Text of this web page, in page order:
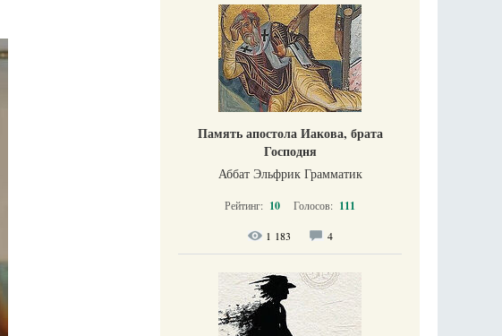
Память апостола Иакова, брата
Господня
Аббат Эльфрик Грамматик
Рейтинг: 10 Голосов: 111
1 183 4